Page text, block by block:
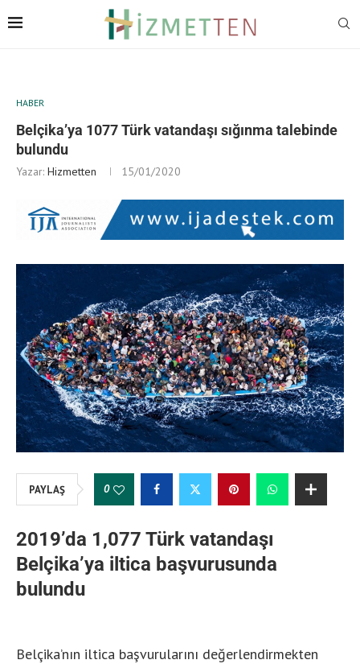
HABER
Belçika’ya 1077 Türk vatandaşı sığınma talebinde
bulundu
Yazar: Hizmetten 15/01/2020
PAYLAŞ 0
2019’da 1,077 Türk vatandaşı
Belçika’ya iltica başvurusunda
bulundu
Belçika’nın iltica başvurularını değerlendirmekten